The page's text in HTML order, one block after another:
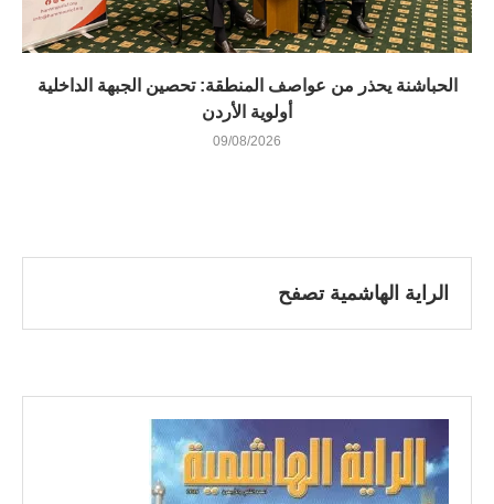
الحباشنة يحذر من عواصف المنطقة: تحصين الجبهة الداخلية
أولوية الأردن
09/08/2026
الراية الهاشمية تصفح